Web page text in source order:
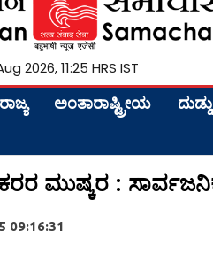
2026, 11:25 HRS IST
ರಾಜ್ಯ ಅಂತಾರಾಷ್ಟ್ರೀಯ
ಮುಷ್ಕರ :
09:16:31